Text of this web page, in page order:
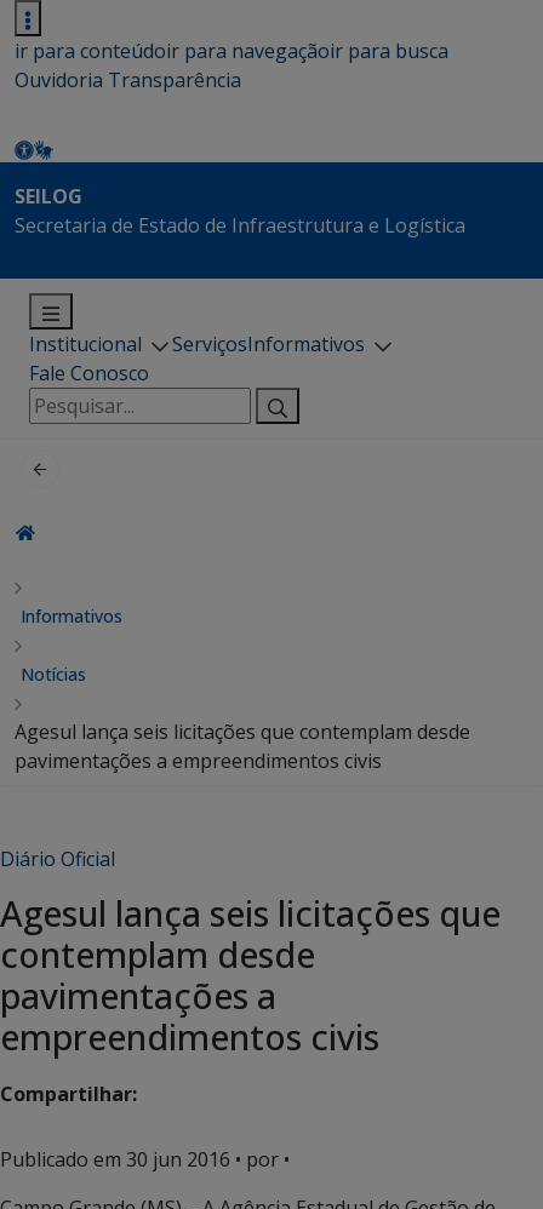
ir para conteúdoir para navegaçãoir para busca
Ouvidoria Transparência
SEILOG
Secretaria de Estado de Infraestrutura e Logística
Institucional ServiçosInformativos
Fale Conosco
Pesquisar
por:
Informativos
Notícias
Agesul lança seis licitações que contemplam desde
pavimentações a empreendimentos civis
Diário Oficial
Agesul lança seis licitações que
contemplam desde
pavimentações a
empreendimentos civis
Compartilhar:
Publicado em 30 jun 2016 • por •